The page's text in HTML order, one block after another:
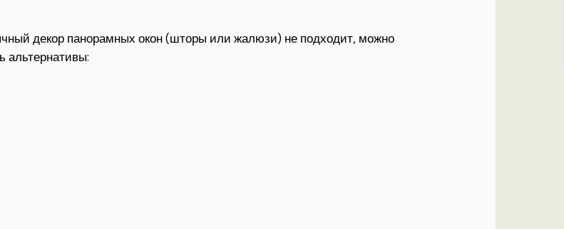
декор панорамных окон (шторы или жалюзи) не подходит, можно
альтернативы: